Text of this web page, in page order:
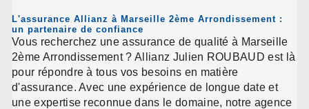
L'assurance Allianz à Marseille 2ème Arrondissement :
un partenaire de confiance
Vous recherchez une assurance de qualité à Marseille
2ème Arrondissement ? Allianz Julien ROUBAUD est là
pour répondre à tous vos besoins en matière
d'assurance. Avec une expérience de longue date et
une expertise reconnue dans le domaine, notre agence